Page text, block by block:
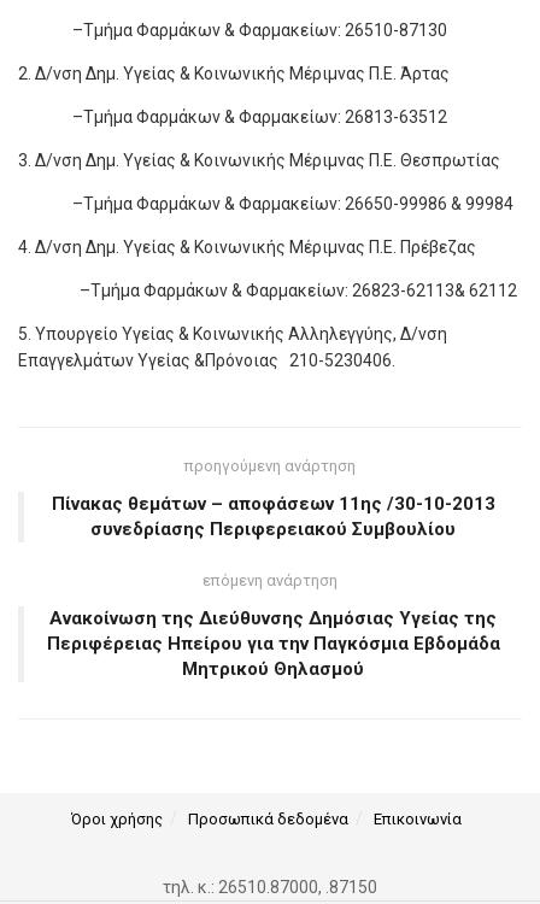
–Τμήμα Φαρμάκων & Φαρμακείων: 26510-87130
2. Δ/νση Δημ. Υγείας & Κοινωνικής Μέριμνας Π.Ε. Άρτας
–Τμήμα Φαρμάκων & Φαρμακείων: 26813-63512
3. Δ/νση Δημ. Υγείας & Κοινωνικής Μέριμνας Π.Ε. Θεσπρωτίας
–Τμήμα Φαρμάκων & Φαρμακείων: 26650-99986 & 99984
4. Δ/νση Δημ. Υγείας & Κοινωνικής Μέριμνας Π.Ε. Πρέβεζας
–Τμήμα Φαρμάκων & Φαρμακείων: 26823-62113& 62112
5. Υπουργείο Υγείας & Κοινωνικής Αλληλεγγύης, Δ/νση
Επαγγελμάτων Υγείας &Πρόνοιας 210-5230406.
προηγούμενη ανάρτηση
Πίνακας θεμάτων – αποφάσεων 11ης /30-10-2013
συνεδρίασης Περιφερειακού Συμβουλίου
επόμενη ανάρτηση
Ανακοίνωση της Διεύθυνσης Δημόσιας Υγείας της
Περιφέρειας Ηπείρου για την Παγκόσμια Εβδομάδα
Μητρικού Θηλασμού
Όροι χρήσης Προσωπικά δεδομένα Επικοινωνία
τηλ. κ.: 26510.87000, .87150